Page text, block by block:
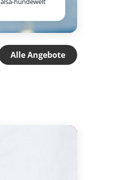
Alle Angebote